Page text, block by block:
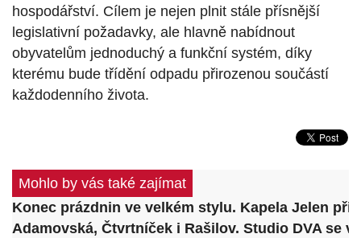
hospodářství. Cílem je nejen plnit stále přísnější
legislativní požadavky, ale hlavně nabídnout
obyvatelům jednoduchý a funkční systém, díky
kterému bude třídění odpadu přirozenou součástí
každodenního života.
Mohlo by vás také zajímat
Konec prázdnin ve velkém stylu. Kapela Jelen
Adamovská, Čtvrtníček i Rašilov. Studio DVA se